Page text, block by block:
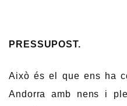
PRESSUPOST.
Això és el que ens ha
Andorra amb nens i